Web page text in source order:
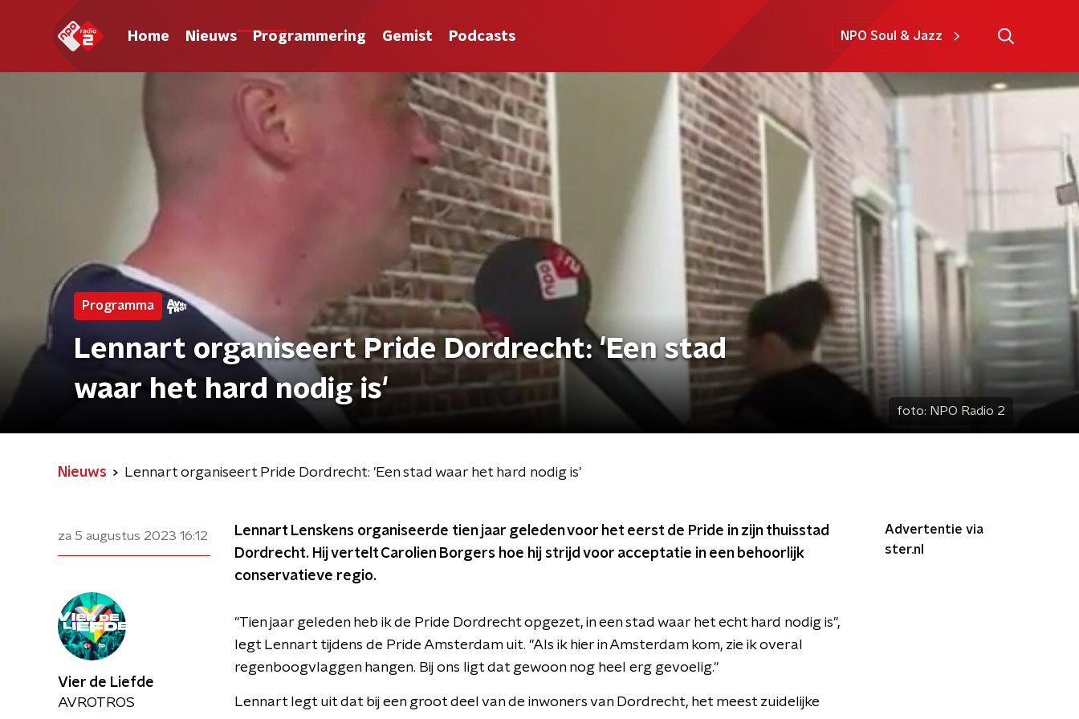
Home Nieuws Programmering Gemist Podcasts NPO Soul & Jazz
Programma
Lennart organiseert Pride Dordrecht: 'Een stad
waar het hard nodig is'
foto: NPO Radio 2
Nieuws Lennart organiseert Pride Dordrecht: 'Een stad waar het hard nodig is'
za 5 augustus 2023 16:12
Lennart Lenskens organiseerde tien jaar geleden voor het eerst de Pride in zijn thuisstad
Dordrecht. Hij vertelt Carolien Borgers hoe hij strijd voor acceptatie in een behoorlijk
conservatieve regio.
"Tien jaar geleden heb ik de Pride Dordrecht opgezet, in een stad waar het echt hard nodig is",
legt Lennart tijdens de Pride Amsterdam uit. "Als ik hier in Amsterdam kom, zie ik overal
regenboogvlaggen hangen. Bij ons ligt dat gewoon nog heel erg gevoelig."
Lennart legt uit dat bij een groot deel van de inwoners van Dordrecht, het meest zuidelijke
Advertentie via
ster.nl
Vier de Liefde
AVROTROS